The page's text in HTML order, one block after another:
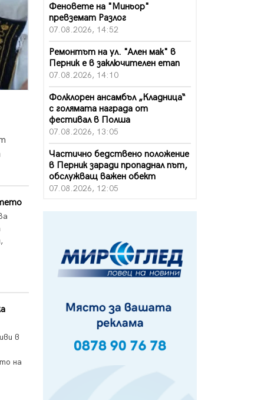
в
на
Феновете на "Миньор"
превземат Разлог
07.08.2026, 14:52
Ремонтът на ул. "Ален мак" в
Перник е в заключителен етап
07.08.2026, 14:10
Фолклорен ансамбъл „Кладница“
с голямата награда от
фестивал в Полша
07.08.2026, 13:05
Частично бедствено положение
в Перник заради пропаднал път,
обслужващ важен обект
07.08.2026, 12:05
Първите крачки в помощ на
пенсионерите в Перник, вече са
факт
Пак ограничават камионите по
магистралите в петък и неделя.
07.08.2026, 07:55